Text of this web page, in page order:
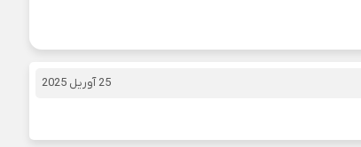
25 آوریل 2025